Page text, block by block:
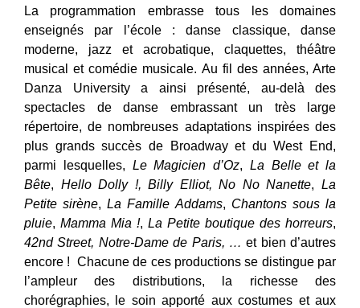
La programmation embrasse tous les domaines
enseignés par l’école : danse classique, danse
moderne, jazz et acrobatique, claquettes, théâtre
musical et comédie musicale. Au fil des années, Arte
Danza University a ainsi présenté, au-delà des
spectacles de danse embrassant un très large
répertoire, de nombreuses adaptations inspirées des
plus grands succès de Broadway et du West End,
parmi lesquelles, Le Magicien d’Oz, La Belle et la
Bête, Hello Dolly !, Billy Elliot, No No Nanette,La
Petite sirène,La Famille Addams, Chantons sous la
pluie, Mamma Mia !, La Petite boutique des horreurs,
42nd Street, Notre-Dame de Paris, … et bien d’autres
encore ! Chacune de ces productions se distingue par
l’ampleur des distributions, la richesse des
chorégraphies, le soin apporté aux costumes et aux